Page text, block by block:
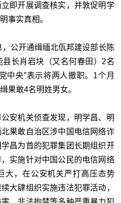
即开展调查核实，并敦促明学
事实真相。
公开通缉缅北佤邦建设部长陈
长肖岩块（又名何春田）2名
中央”表示将两人撤职。1个月
果敢4名明姓男女。
安机关侦查发现，明学昌、明
果敢自治区涉中国电信网络诈
昌为首的犯罪集团长期组织开
实施针对中国公民的电信网络
大，在公安机关严打高压态势
大肆组织实施违法犯罪活动，